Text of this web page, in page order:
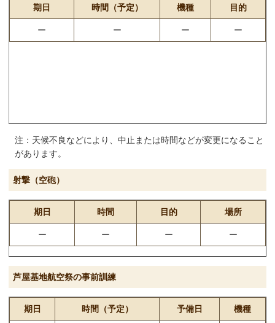
9月9日（水曜
日）
9月24日（木曜
日）
9月28日（月曜
期日 時間（予定） 機種 目的
ー ー ー ー
注：天候不良などにより、中止または時間などが変更になること
があります。
射撃（空砲）
期日 時間 目的 場所
ー ー ー ー
芦屋基地航空祭の事前訓練
期日 時間（予定） 予備日 機種